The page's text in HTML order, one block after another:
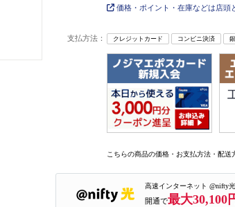
価格・ポイント・在庫などは店頭
支払方法： クレジットカード コンビニ決済
こちらの商品の価格・お支払方法・配送
高速インターネット @nifty光
開通で最大30,100